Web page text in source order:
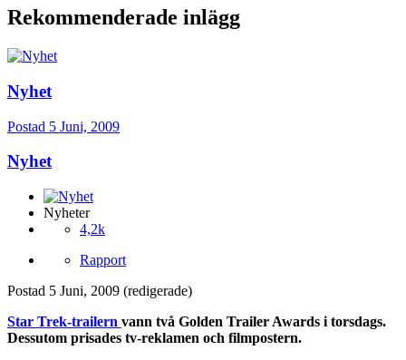
Rekommenderade inlägg
Nyhet
Postad 5 Juni, 2009
Nyhet
Nyheter
4,2k
Rapport
Postad 5 Juni, 2009 (redigerade)
Star Trek-trailern vann två Golden Trailer Awards i torsdags.
Dessutom prisades tv-reklamen och filmpostern.